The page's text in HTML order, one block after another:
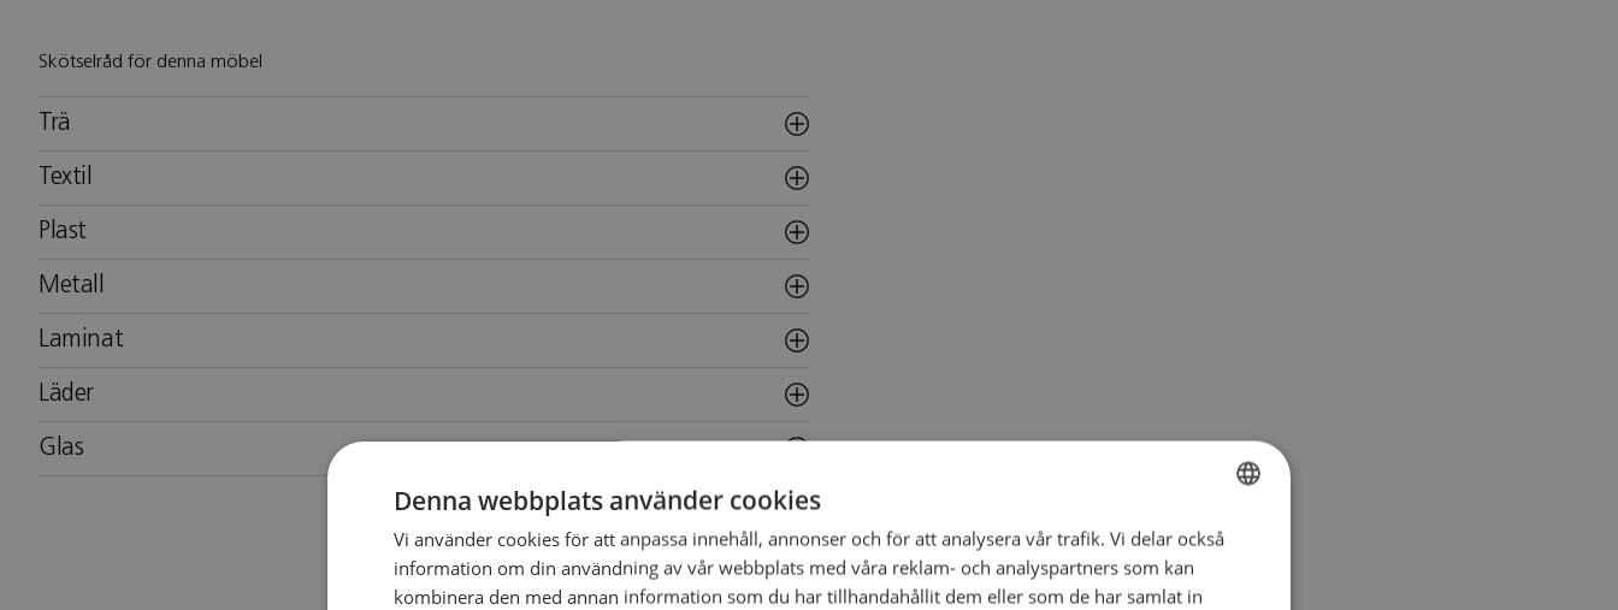
Skötselråd för denna möbel
Trä
Textil
Plast
Metall
Laminat
Läder
Glas
SWEDISH
SWEDISH
Denna webbplats använder cookies
Vi använder cookies för att anpassa innehåll, annonser och för att analysera vår trafik. Vi delar också
information om din användning av vår webbplats med våra reklam- och analyspartners som kan
kombinera den med annan information som du har tillhandahållit dem eller som de har samlat in